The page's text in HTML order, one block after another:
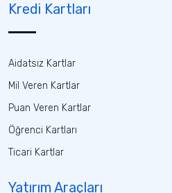
Kredi Kartları
Aidatsız Kartlar
Mil Veren Kartlar
Puan Veren Kartlar
Öğrenci Kartları
Ticari Kartlar
Yatırım Araçları